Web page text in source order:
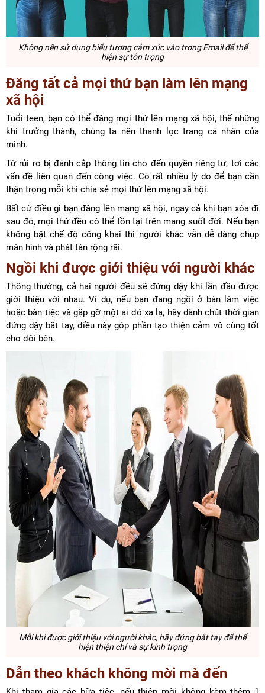
Không nên sử dụng biểu tượng cảm xúc vào trong Email để thể
hiện sự tôn trọng
Đăng tất cả mọi thứ bạn làm lên mạng
xã hội
Tuổi teen, bạn có thể đăng mọi thứ lên mạng xã hội, thế những
khi trưởng thành, chúng ta nên thanh lọc trang cá nhân của
mình.
Từ rủi ro bị đánh cắp thông tin cho đến quyền riêng tư, tơi các
vấn đề liên quan đến công việc. Có rất nhiều lý do để bạn cần
thận trọng mỗi khi chia sẻ mọi thứ lên mạng xã hội.
Bất cứ điều gì bạn đăng lên mạng xã hội, ngay cả khi bạn xóa đi
sau đó, mọi thứ đều có thể tồn tại trên mạng suốt đời. Nếu bạn
không bật chế độ công khai thì người khác vẫn dễ dàng chụp
màn hình và phát tán rộng rãi.
Ngồi khi được giới thiệu với người khác
Thông thường, cả hai người đều sẽ đứng dậy khi lần đầu được
giới thiệu với nhau. Ví dụ, nếu bạn đang ngồi ở bàn làm việc
hoặc bàn tiệc và gặp gỡ một ai đó xa lạ, hãy dành chút thời gian
đứng dậy bắt tay, điều này góp phần tạo thiện cảm vô cùng tốt
cho đôi bên.
Mỗi khi được giới thiệu với người khác, hãy đứng bắt tay để thể
hiện thiện chí và sự kính trọng
Dẫn theo khách không mời mà đến